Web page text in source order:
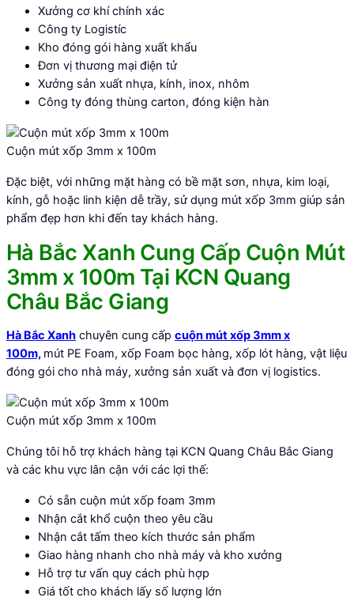
Xưởng cơ khí chính xác
Công ty Logistíc
Kho đóng gói hàng xuất khẩu
Đơn vị thương mại điện tử
Xưởng sản xuất nhựa, kính, inox, nhôm
Công ty đóng thùng carton, đóng kiện hàn
Cuộn mút xốp 3mm x 100m
Đặc biệt, với những mặt hàng có bề mặt sơn, nhựa, kim loại,
kính, gỗ hoặc linh kiện dễ trầy, sử dụng mút xốp 3mm giúp sản
phẩm đẹp hơn khi đến tay khách hàng.
Hà Bắc Xanh Cung Cấp Cuộn Mút
3mm x 100m Tại KCN Quang
Châu Bắc Giang
Hà Bắc Xanh chuyên cung cấp cuộn mút xốp 3mm x
100m, mút PE Foam, xốp Foam bọc hàng, xốp lót hàng, vật liệu
đóng gói cho nhà máy, xưởng sản xuất và đơn vị logistics.
Cuộn mút xốp 3mm x 100m
Chúng tôi hỗ trợ khách hàng tại KCN Quang Châu Bắc Giang
và các khu vực lân cận với các lợi thế:
Có sẵn cuộn mút xốp foam 3mm
Nhận cắt khổ cuộn theo yêu cầu
Nhận cắt tấm theo kích thước sản phẩm
Giao hàng nhanh cho nhà máy và kho xưởng
Hỗ trợ tư vấn quy cách phù hợp
Giá tốt cho khách lấy số lượng lớn